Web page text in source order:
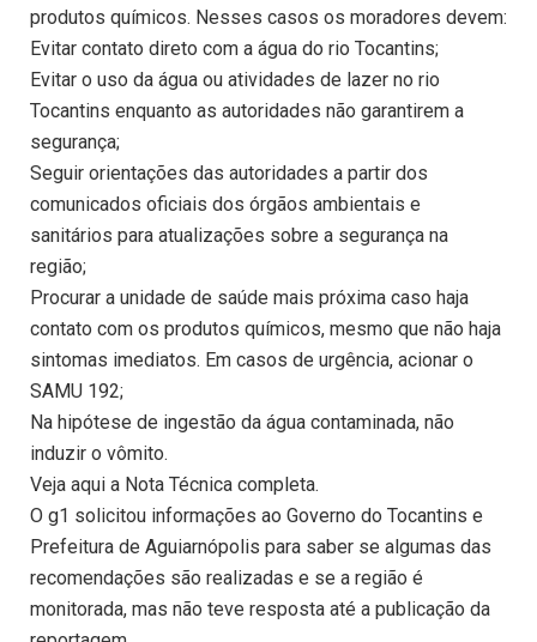
produtos químicos. Nesses casos os moradores devem:
Evitar contato direto com a água do rio Tocantins;
Evitar o uso da água ou atividades de lazer no rio
Tocantins enquanto as autoridades não garantirem a
segurança;
Seguir orientações das autoridades a partir dos
comunicados oficiais dos órgãos ambientais e
sanitários para atualizações sobre a segurança na
região;
Procurar a unidade de saúde mais próxima caso haja
contato com os produtos químicos, mesmo que não haja
sintomas imediatos. Em casos de urgência, acionar o
SAMU 192;
Na hipótese de ingestão da água contaminada, não
induzir o vômito.
Veja aqui a Nota Técnica completa.
O g1 solicitou informações ao Governo do Tocantins e
Prefeitura de Aguiarnópolis para saber se algumas das
recomendações são realizadas e se a região é
monitorada, mas não teve resposta até a publicação da